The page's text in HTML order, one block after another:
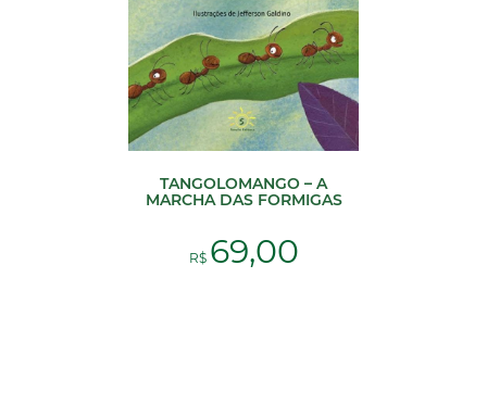
TANGOLOMANGO – A
MARCHA DAS FORMIGAS
R$ 69,00